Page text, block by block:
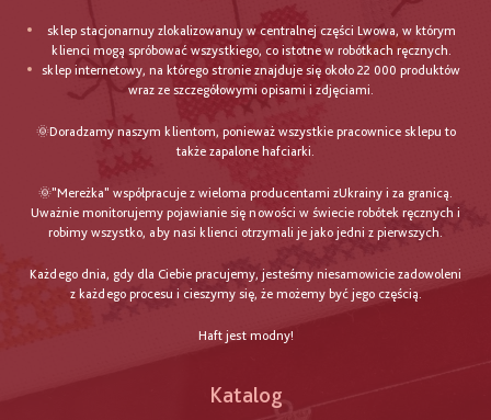
sklep stacjonarnuy zlokalizowanuy w centralnej części Lwowa, w którym
klienci mogą spróbować wszystkiego, co istotne w robótkach ręcznych.
sklep internetowy, na którego stronie znajduje się około 22 000 produktów
wraz ze szczegółowymi opisami i zdjęciami.
🌞Doradzamy naszym klientom, ponieważ wszystkie pracownice sklepu to
także zapalone hafciarki.
🌞"Mereżka" współpracuje z wieloma producentami zUkrainy i za granicą.
Uważnie monitorujemy pojawianie się nowości w świecie robótek ręcznych i
robimy wszystko, aby nasi klienci otrzymali je jako jedni z pierwszych.
Każdego dnia, gdy dla Ciebie pracujemy, jesteśmy niesamowicie zadowoleni
z każdego procesu i cieszymy się, że możemy być jego częścią.
Haft jest modny!
Katalog